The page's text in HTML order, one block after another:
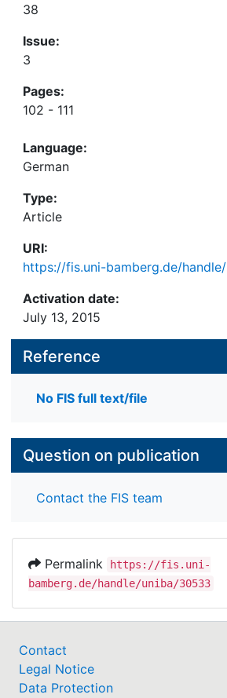
38
Issue:
3
Pages:
102 - 111
Language:
German
Type:
Article
URI:
https://fis.uni-bamberg.de/
Activation date:
July 13, 2015
Reference
No FIS full text/file
Question on publication
Contact the FIS team
Permalink
https://fis.uni-
bamberg.de/handle/uniba/30533
Contact
Legal Notice
Data Protection